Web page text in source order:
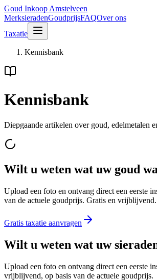
Goud Inkoop Amstelveen
MerksieradenGoudprijsFAQOver ons
Taxatie
Kennisbank
Kennisbank
Diepgaande artikelen over goud, edelmetalen
Wilt u weten wat uw goud
Upload een foto en ontvang direct een eerste
van de actuele goudprijs. Gratis en vrijblijvend.
Gratis taxatie aanvragen
Wilt u weten wat uw
Upload een foto en ontvang direct een eerste
vrijblijvend, op basis van de actuele goudprijs.